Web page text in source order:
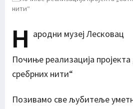
Н ародни музеј Лесковац
Почиње реализација
сребрних нити“
Позивамо све љубитеље